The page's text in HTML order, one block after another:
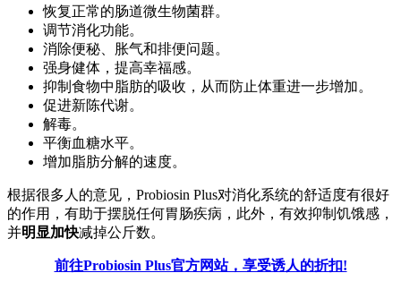
恢复正常的肠道微生物菌群。
调节消化功能。
消除便秘、胀气和排便问题。
强身健体，提高幸福感。
抑制食物中脂肪的吸收，从而防止体重进一步增加。
促进新陈代谢。
解毒。
平衡血糖水平。
增加脂肪分解的速度。
根据很多人的意见，Probiosin Plus对消化系统的舒适度有很好
的作用，有助于摆脱任何胃肠疾病，此外，有效抑制饥饿感，
并明显加快减掉公斤数。
前往Probiosin Plus官方网站，享受诱人的折扣!